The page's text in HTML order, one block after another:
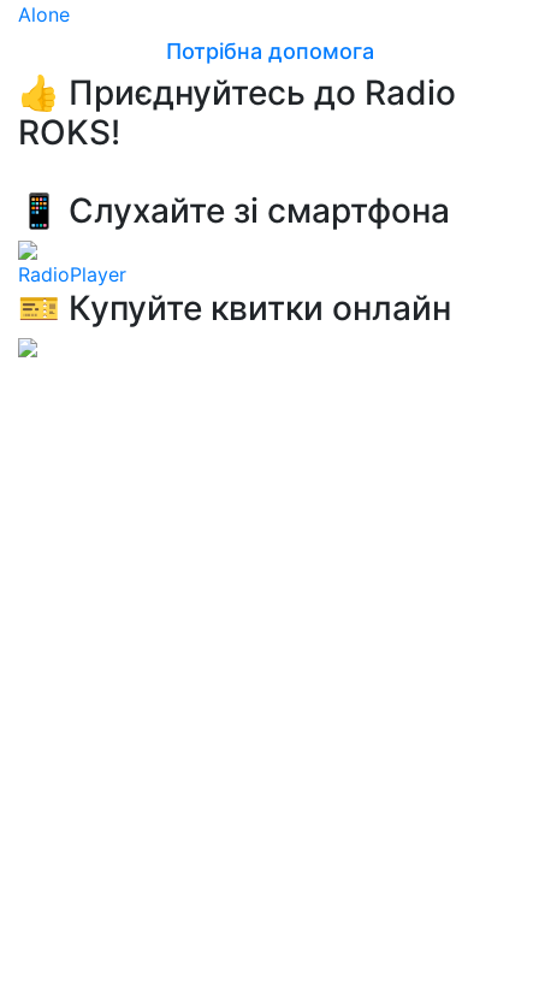
Alone
Потрібна допомога
👍 Приєднуйтесь до Radio
ROKS!
📱 Слухайте зі смартфона
RadioPlayer
🎫 Купуйте квитки онлайн